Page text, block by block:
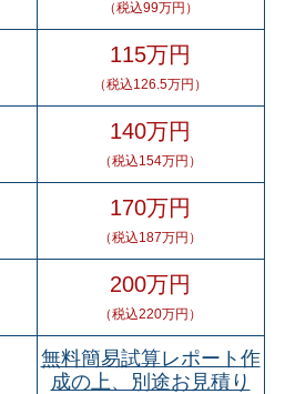
（税込99万円）
115万円
（税込126.5万円）
140万円
（税込154万円）
170万円
（税込187万円）
200万円
（税込220万円）
無料簡易試算レポート作
成の上、別途お見積り